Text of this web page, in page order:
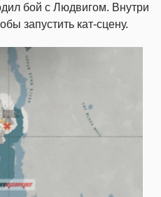
бой с Людвигом. Внутри
запустить кат-сцену.